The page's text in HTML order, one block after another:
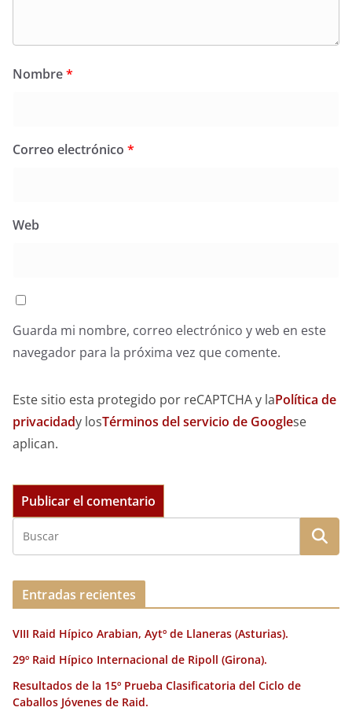
Nombre*
Correo electrónico *
Web
Guarda mi nombre, correo electrónico y web en este
navegador para la próxima vez que comente.
Este sitio esta protegido por reCAPTCHA y laPolítica de
privacidady losTérminos del servicio de Googlese
aplican.
Entradas recientes
VIII Raid Hípico Arabian, Aytº de Llaneras (Asturias).
29º Raid Hípico Internacional de Ripoll (Girona).
Resultados de la 15º Prueba Clasificatoria del Ciclo de
Caballos Jóvenes de Raid.